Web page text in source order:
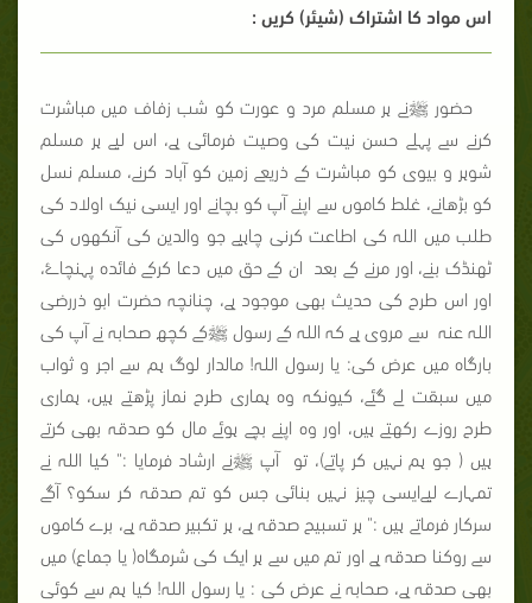
اس مواد کا اشتراک (شیئر) کریں :
حضور ﷺنے ہر مسلم مرد و عورت کو شب زفاف میں مباشرت
کرنے سے پہلے حسن نیت کی وصیت فرمائی ہے، اس لیے ہر مسلم
شوہر و بیوی کو مباشرت کے ذریعے زمین کو آباد کرنے، مسلم نسل
کو بڑھانے، غلط کاموں سے اپنے آپ کو بچانے اور ایسی نیک اولاد کی
طلب میں اللہ کی اطاعت کرنی چاہیے جو والدین کی آنکھوں کی
ٹھنڈک بنے، اور مرنے کے بعد ان کے حق میں دعا کرکے فائدہ پہنچاۓ،
اور اس طرح کی حدیث بھی موجود ہے، چنانچہ حضرت ابو ذررضی
اللہ عنہ سے مروی ہے کہ اللہ کے رسول ﷺکے کچھ صحابہ نے آپ کی
بارگاہ میں عرض کی: یا رسول اللہ! مالدار لوگ ہم سے اجر و ثواب
میں سبقت لے گئے، کیونکہ وہ ہماری طرح نماز پڑھتے ہیں، ہماری
طرح روزے رکھتے ہیں، اور وہ اپنے بچے ہوئے مال کو صدقہ بھی کرتے
ہیں ( جو ہم نہیں کر پاتے)، تو آپ ﷺنے ارشاد فرمایا :" کیا اللہ نے
تمہارے لیےایسی چیز نہیں بنائی جس کو تم صدقہ کر سکو؟ آگے
سرکار فرماتے ہیں :" ہر تسبیح صدقہ ہے، ہر تکبیر صدقہ ہے، برے کاموں
سے روکنا صدقہ ہے اور تم میں سے ہر ایک کی شرمگاہ( یا جماع) میں
بھی صدقہ ہے، صحابہ نے عرض کی : یا رسول اللہ! کیا ہم سے کوئی